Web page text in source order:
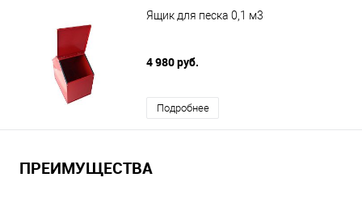
Ящик для песка 0,1 м3
4 980 руб.
Подробнее
ПРЕИМУЩЕСТВА